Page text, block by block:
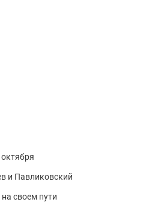
и Павликовский
своем пути